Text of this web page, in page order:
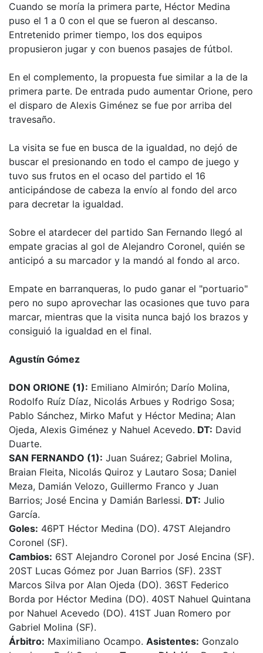
Cuando se moría la primera parte, Héctor Medina
puso el 1 a 0 con el que se fueron al descanso.
Entretenido primer tiempo, los dos equipos
propusieron jugar y con buenos pasajes de fútbol.
En el complemento, la propuesta fue similar a la de la
primera parte. De entrada pudo aumentar Orione, pero
el disparo de Alexis Giménez se fue por arriba del
travesaño.
La visita se fue en busca de la igualdad, no dejó de
buscar el presionando en todo el campo de juego y
tuvo sus frutos en el ocaso del partido el 16
anticipándose de cabeza la envío al fondo del arco
para decretar la igualdad.
Sobre el atardecer del partido San Fernando llegó al
empate gracias al gol de Alejandro Coronel, quién se
anticipó a su marcador y la mandó al fondo al arco.
Empate en barranqueras, lo pudo ganar el "portuario"
pero no supo aprovechar las ocasiones que tuvo para
marcar, mientras que la visita nunca bajó los brazos y
consiguió la igualdad en el final.
Agustín Gómez
DON ORIONE (1): Emiliano Almirón; Darío Molina,
Rodolfo Ruíz Díaz, Nicolás Arbues y Rodrigo Sosa;
Pablo Sánchez, Mirko Mafut y Héctor Medina; Alan
Ojeda, Alexis Giménez y Nahuel Acevedo. DT: David
Duarte.
SAN FERNANDO (1): Juan Suárez; Gabriel Molina,
Braian Fleita, Nicolás Quiroz y Lautaro Sosa; Daniel
Meza, Damián Velozo, Guillermo Franco y Juan
Barrios; José Encina y Damián Barlessi. DT: Julio
García.
Goles: 46PT Héctor Medina (DO). 47ST Alejandro
Coronel (SF).
Cambios: 6ST Alejandro Coronel por José Encina (SF).
20ST Lucas Gómez por Juan Barrios (SF). 23ST
Marcos Silva por Alan Ojeda (DO). 36ST Federico
Borda por Héctor Medina (DO). 40ST Nahuel Quintana
por Nahuel Acevedo (DO). 41ST Juan Romero por
Gabriel Molina (SF).
Árbitro: Maximiliano Ocampo. Asistentes: Gonzalo